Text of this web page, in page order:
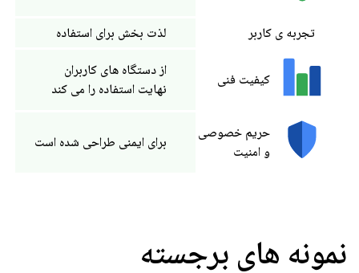
تجربه ی کاربر لذت بخش برای استفاده
کیفیت فنی
از دستگاه های کاربران
نهایت استفاده را می کند
حریم خصوصی
و امنیت
برای ایمنی طراحی شده است
نمونه های برجسته